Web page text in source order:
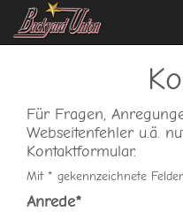
Für Fragen,
Webseitenfehler u.ä.
Kontaktformular.
Mit * gekennzeichnete
Anrede*